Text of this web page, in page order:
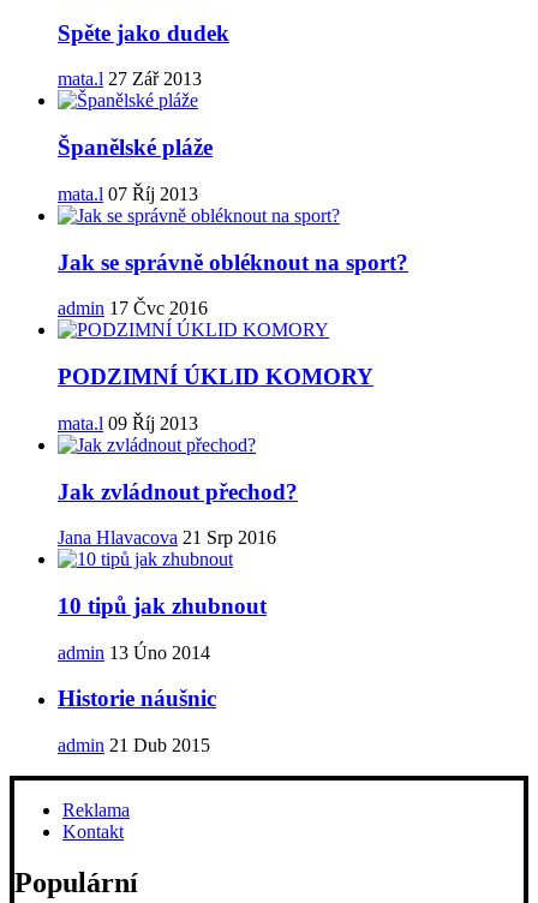
Spěte jako dudek
mata.l 27 Zář 2013
Španělské pláže
mata.l 07 Říj 2013
Jak se správně obléknout na sport?
admin 17 Čvc 2016
PODZIMNÍ ÚKLID KOMORY
mata.l 09 Říj 2013
Jak zvládnout přechod?
Jana Hlavacova 21 Srp 2016
10 tipů jak zhubnout
admin 13 Úno 2014
Historie náušnic
admin 21 Dub 2015
Reklama
Kontakt
Populární